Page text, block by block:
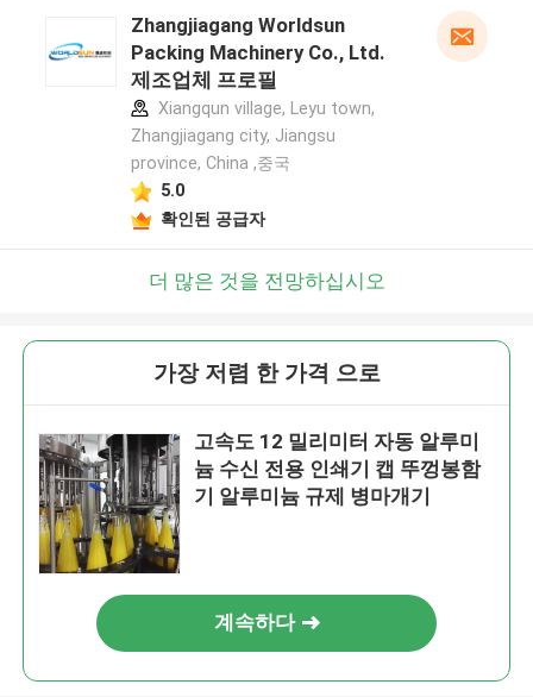
Zhangjiagang Worldsun
Packing Machinery Co., Ltd.
제조업체 프로필
Xiangqun village, Leyu town,
Zhangjiagang city, Jiangsu
province, China ,중국
5.0
확인된 공급자
더 많은 것을 전망하십시오
가장 저렴 한 가격 으로
고속도 12 밀리미터 자동 알루미
늄 수신 전용 인쇄기 캡 뚜껑봉함
기 알루미늄 규제 병마개기
계속하다